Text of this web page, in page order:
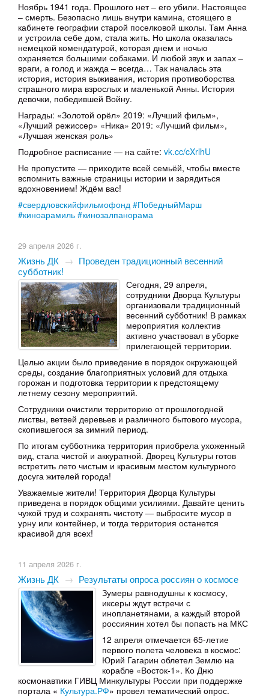
Ноябрь 1941 года. Прошлого нет – его убили. Настоящее
– смерть. Безопасно лишь внутри камина, стоящего в
кабинете географии старой поселковой школы. Там Анна
и устроила себе дом, стала жить. Но школа оказалась
немецкой комендатурой, которая днем и ночью
охраняется большими собаками. И любой звук и запах –
враги, а голод и жажда – всегда… Так началась эта
история, история выживания, история противоборства
страшного мира взрослых и маленькой Анны. История
девочки, победившей Войну.
Награды: «Золотой орёл» 2019: «Лучший фильм»,
«Лучший режиссер» «Ника» 2019: «Лучший фильм»,
«Лучшая женская роль»
Подробное расписание — на сайте: vk.cc/cXrlhU
Не пропустите — приходите всей семьёй, чтобы вместе
вспомнить важные страницы истории и зарядиться
вдохновением! Ждём вас!
#свердловскийфильмофонд #ПобедныйМарш
#киноарамиль #кинозалпанорама
29 апреля 2026 г.
Жизнь ДК → Проведен традиционный весенний
субботник!
Сегодня, 29 апреля,
сотрудники Дворца Культуры
организовали традиционный
весенний субботник! В рамках
мероприятия коллектив
активно участвовал в уборке
прилегающей территории.
Целью акции было приведение в порядок окружающей
среды, создание благоприятных условий для отдыха
горожан и подготовка территории к предстоящему
летнему сезону мероприятий.
Сотрудники очистили территорию от прошлогодней
листвы, ветвей деревьев и различного бытового мусора,
скопившегося за зимний период.
По итогам субботника территория приобрела ухоженный
вид, стала чистой и аккуратной. Дворец Культуры готов
встретить лето чистым и красивым местом культурного
досуга жителей города!
Уважаемые жители! Территория Дворца Культуры
приведена в порядок общими усилиями. Давайте ценить
чужой труд и сохранять чистоту — выбросите мусор в
урну или контейнер, и тогда территория останется
красивой для всех!
11 апреля 2026 г.
Жизнь ДК → Результаты опроса россиян о космосе
Зумеры равнодушны к космосу,
иксеры ждут встречи с
инопланетянами, а каждый второй
россиянин хотел бы попасть на МКС
12 апреля отмечается 65-летие
первого полета человека в космос:
Юрий Гагарин облетел Землю на
корабле «Восток-1». Ко Дню
космонавтики ГИВЦ Минкультуры России при поддержке
портала « Культура.РФ» провел тематический опрос.